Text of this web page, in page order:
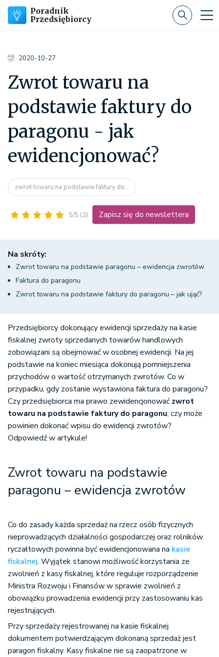
Poradnik
Przedsiębiorcy
2020-10-27
Zwrot towaru na
podstawie faktury do
paragonu - jak
ewidencjonować?
zwrot towaru na podstawie faktury do...
5/5 (2) Zapisz się do newslettera
Na skróty:
Zwrot towaru na podstawie paragonu – ewidencja zwrotów
Faktura do paragonu
Zwrot towaru na podstawie faktury do paragonu – jak ująć?
Przedsiębiorcy dokonujący ewidencji sprzedaży na kasie
fiskalnej zwroty sprzedanych towarów handlowych
zobowiązani są obejmować w osobnej ewidencji. Na jej
podstawie na koniec miesiąca dokonują pomniejszenia
przychodów o wartość otrzymanych zwrotów. Co w
przypadku, gdy zostanie wystawiona faktura do paragonu?
Czy przedsiębiorca ma prawo zewidencjonować zwrot
towaru na podstawie faktury do paragonu, czy może
powinien dokonać wpisu do ewidencji zwrotów?
Odpowiedź w artykule!
Zwrot towaru na podstawie
paragonu – ewidencja zwrotów
Co do zasady każda sprzedaż na rzecz osób fizycznych
nieprowadzących działalności gospodarczej oraz rolników
ryczałtowych powinna być ewidencjonowana na kasie
fiskalnej. Wyjątek stanowi możliwość korzystania ze
zwolnień z kasy fiskalnej, które reguluje rozporządzenie
Ministra Rozwoju i Finansów w sprawie zwolnień z
obowiązku prowadzenia ewidencji przy zastosowaniu kas
rejestrujących.
Przy sprzedaży rejestrowanej na kasie fiskalnej
dokumentem potwierdzającym dokonaną sprzedaż jest
paragon fiskalny. Kasy fiskalne nie są zaopatrzone w